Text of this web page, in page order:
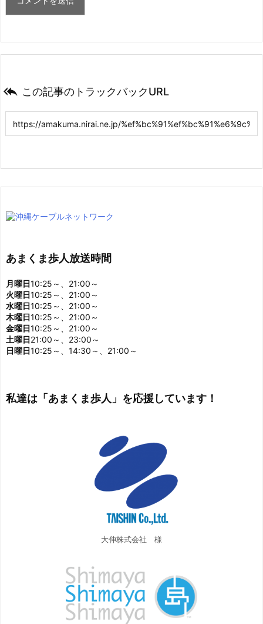
 この記事のトラックバックURL
あまくま歩人放送時間
月曜日10:25～、21:00～
火曜日10:25～、21:00～
水曜日10:25～、21:00～
木曜日10:25～、21:00～
金曜日10:25～、21:00～
土曜日21:00～、23:00～
日曜日10:25～、14:30～、21:00～
私達は「あまくま歩人」を応援しています！
大伸株式会社 様